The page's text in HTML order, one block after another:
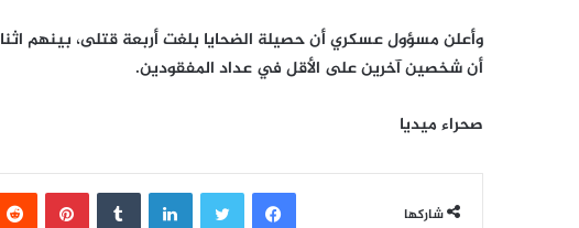
وأعلن مسؤول عسكري أن حصيلة الضحايا بلغت أربعة قتلى، بينهم
أن شخصين آخرين على الأقل في عداد المفقودين.
صحراء ميديا
شاركها
فيسبوك لينكدإن بينتيريست